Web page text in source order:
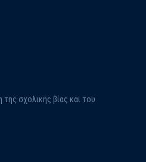
σχολικής βίας και του